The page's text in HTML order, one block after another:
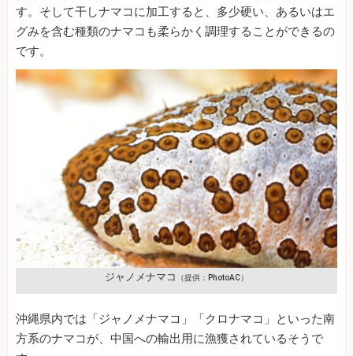
す。そして干しナマコに加工すると、多少硬い、あるいはエ
グみを含む種類のナマコも柔らかく調理することができるの
です。
ジャノメナマコ （提供：PhotoAC）
沖縄県内では「ジャノメナマコ」「クロナマコ」といった南
方系のナマコが、中国への輸出用に漁獲されているそうで